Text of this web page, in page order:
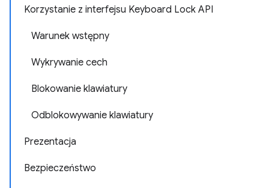
Korzystanie z interfejsu Keyboard Lock API
Warunek wstępny
Wykrywanie cech
Blokowanie klawiatury
Odblokowywanie klawiatury
Prezentacja
Bezpieczeństwo